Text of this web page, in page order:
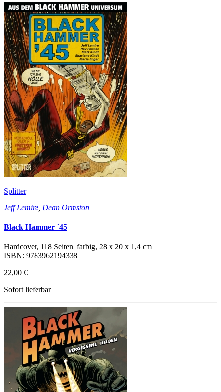
Splitter
Jeff Lemire Dean Ormston
Black Hammer ´45
Hardcover, 118 Seiten, farbig, 28 x 20 x 1,4 cm
ISBN: 9783962194338
22,00 €
Sofort lieferbar